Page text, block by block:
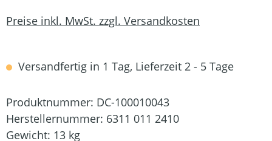
Preise inkl. MwSt. zzgl. Versandkosten
Versandfertig in 1 Tag, Lieferzeit 2 - 5 Tage
Produktnummer: DC-100010043
Herstellernummer: 6311 011 2410
Gewicht: 13 kg